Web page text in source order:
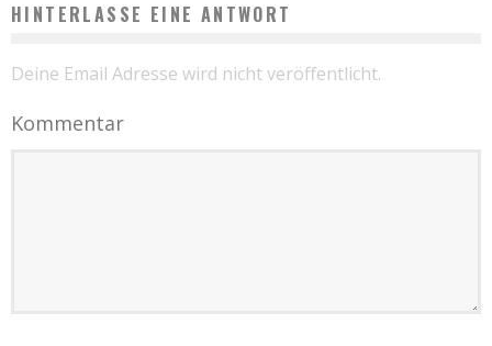
HINTERLASSE EINE ANTWORT
Deine Email Adresse wird nicht veröffentlicht.
Kommentar